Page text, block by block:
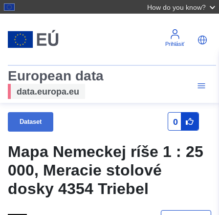
How do you know?
Prihlásiť
European data
data.europa.eu
Dataset 0
Mapa Nemeckej ríše 1 : 25
000, Meracie stolové
dosky 4354 Triebel